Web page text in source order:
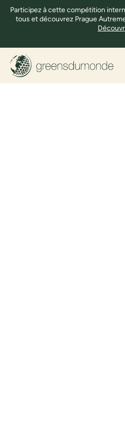
Participez à cette compétition
tous et découvrez Prague